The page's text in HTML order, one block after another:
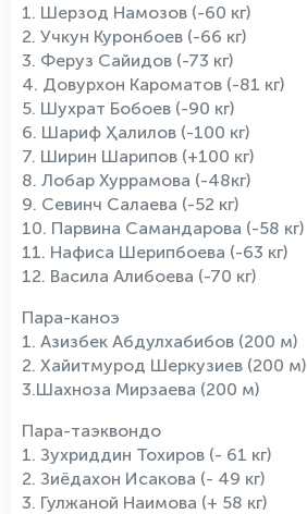
1. Шерзод Намозов (-60 кг)
2. Учкун Куронбоев (-66 кг)
3. Феруз Сайидов (-73 кг)
4. Довурхон Кароматов (-81 кг)
5. Шухрат Бобоев (-90 кг)
6. Шариф Ҳалилов (-100 кг)
7. Ширин Шарипов (+100 кг)
8. Лобар Хуррамова (-48кг)
9. Севинч Салаева (-52 кг)
10. Парвина Самандарова (-58 кг)
11. Нафиса Шерипбоева (-63 кг)
12. Васила Алибоева (-70 кг)
Пара-каноэ
1. Азизбек Абдулхабибов (200 м)
2. Хайитмурод Шеркузиев (200 м)
3.Шахноза Мирзаева (200 м)
Пара-таэквондо
1. Зухриддин Тохиров (- 61 кг)
2. Зиёдахон Исакова (- 49 кг)
3. Гулжаной Наимова (+ 58 кг)